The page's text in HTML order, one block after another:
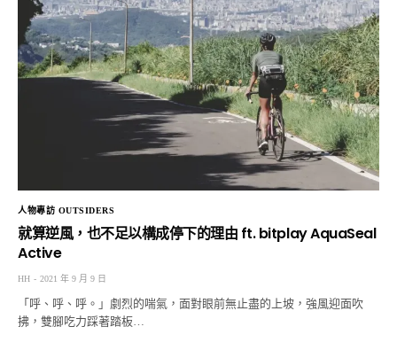
人物專訪 OUTSIDERS
就算逆風，也不足以構成停下的理由 ft. bitplay AquaSeal
Active
HH 2021 年 9 月 9 日
「呼、呼、呼。」劇烈的喘氣，面對眼前無止盡的上坡，強風迎面吹
拂，雙腳吃力踩著踏板…